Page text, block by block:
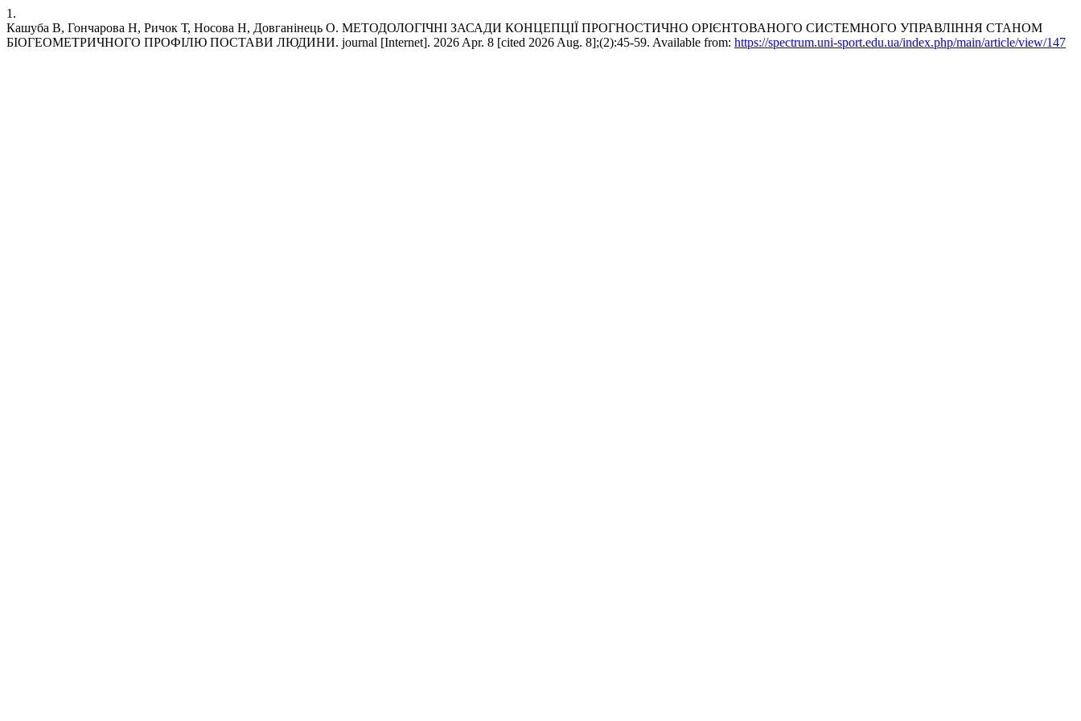
1.
Кашуба В, Гончарова Н, Ричок Т, Носова Н, Довганінець О. МЕТОДОЛОГІЧНІ ЗАСАДИ КОНЦЕПЦІЇ ПРОГНОСТИЧНО ОРІЄНТОВАНОГО СИСТЕМНОГО УПРАВЛІННЯ СТАНОМ
БІОГЕОМЕТРИЧНОГО ПРОФІЛЮ ПОСТАВИ ЛЮДИНИ. journal [Internet]. 2026 Apr. 8 [cited 2026 Aug. 8];(2):45-59. Available from: https://spectrum.uni-sport.edu.ua/index.php/main/article/view/147